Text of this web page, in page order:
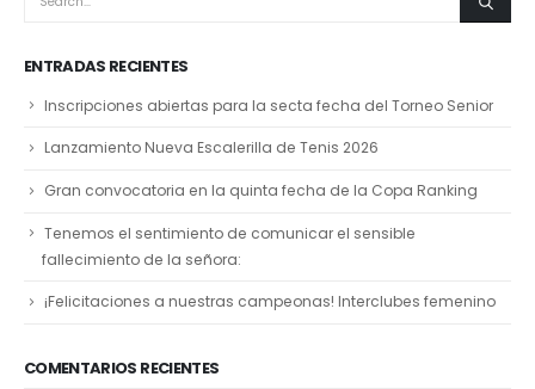
ENTRADAS RECIENTES
Inscripciones abiertas para la secta fecha del Torneo Senior
Lanzamiento Nueva Escalerilla de Tenis 2026
Gran convocatoria en la quinta fecha de la Copa Ranking
Tenemos el sentimiento de comunicar el sensible
fallecimiento de la señora:
¡Felicitaciones a nuestras campeonas! Interclubes femenino
COMENTARIOS RECIENTES